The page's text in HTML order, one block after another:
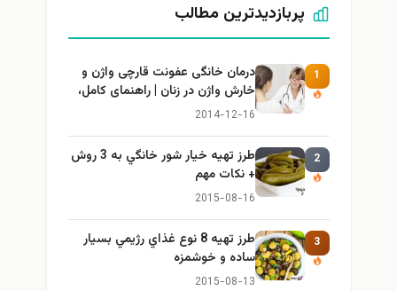
پربازدیدترین مطالب
1
درمان خانگی عفونت قارچی واژن و
خارش واژن در زنان | راهنمای کامل،
ایمن و کاربردی
2014-12-16
2
طرز تهيه خیار شور خانگي به 3 روش
+ نكات مهم
2015-08-16
3
طرز تهيه 8 نوع غذاي رژيمي بسيار
ساده و خوشمزه
2015-08-13